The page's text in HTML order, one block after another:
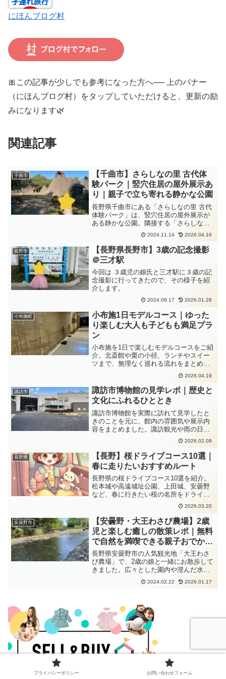
にほんブログ村
🎀この記事が少しでも参考になった方へ── 上のバナー
（にほんブログ村）をタップしていただけると、更新の励
みになります🌿
関連記事
千曲市
【千曲市】さらしなの里 古代体
験パーク｜竪穴住居の屋外展示あ
り｜親子で立ち寄れる静かな公園
長野県千曲市にある「さらしなの里 古代
体験パーク」は、竪穴住居の屋外展示が
ある静かな公園。隣接する「さらしなの
里 歴史資料館」では、古代の暮らしに関
する展示も見学可能。
2024.11.14 2026.04.16
長野市
【長野県長野市】3歳の記念撮影
＠三才駅
今回は ３歳児の娘氏と三才駅に３歳の記
念撮影に行ってきたので、その様子を紹
介します。
2024.09.17 2026.01.28
小布施町
小布施1日モデルコース｜ゆった
り楽しむ大人も子どもも満足プラ
ン
小布施を1日で楽しむモデルコースをご紹
介。北斎館や栗の小径、ランチやスイー
ツまで、無理なく巡れる流れをまとめま
した。初めての小布施観光や子連れのお
2026.04.19
諏訪市
諏訪市博物館の見学レポ｜歴史と
文化にふれるひととき
諏訪市博物館を実際に訪れて見学したと
きのことを元に、館内の雰囲気や展示内
容をまとめました。諏訪観光や雨の日の
お出かけ、子連れにも参考になる訪問レ
2026.02.09
長野県
【長野】桜ドライブコース10選｜
春に走りたいおすすめルート
長野県の桜ドライブコース10選を紹介。
松本城や高遠城址公園、上田城、安曇野
など、春に行きたい桜の名所をドライブ
ルート形式でまとめました。子連れや日
帰りにもおすすめの長野のお花見プラン
です。
2026.03.20
安曇野市
【安曇野・大王わさび農場】2歳
児と楽しむ癒しの散策レポ｜無料
で自然を満喫できる親子おでかけ
スポット
長野県安曇野市の人気観光地「大王わさ
び農場」で、2歳の娘と一緒にお散歩して
きました。広々とした園内や澄んだ水に
癒されながら、親子でのびのび過ごせる
体験レポを紹介します。無料駐車場・食
2024.02.22 2026.01.17
プライバシーポリシー お問い合わせフォーム